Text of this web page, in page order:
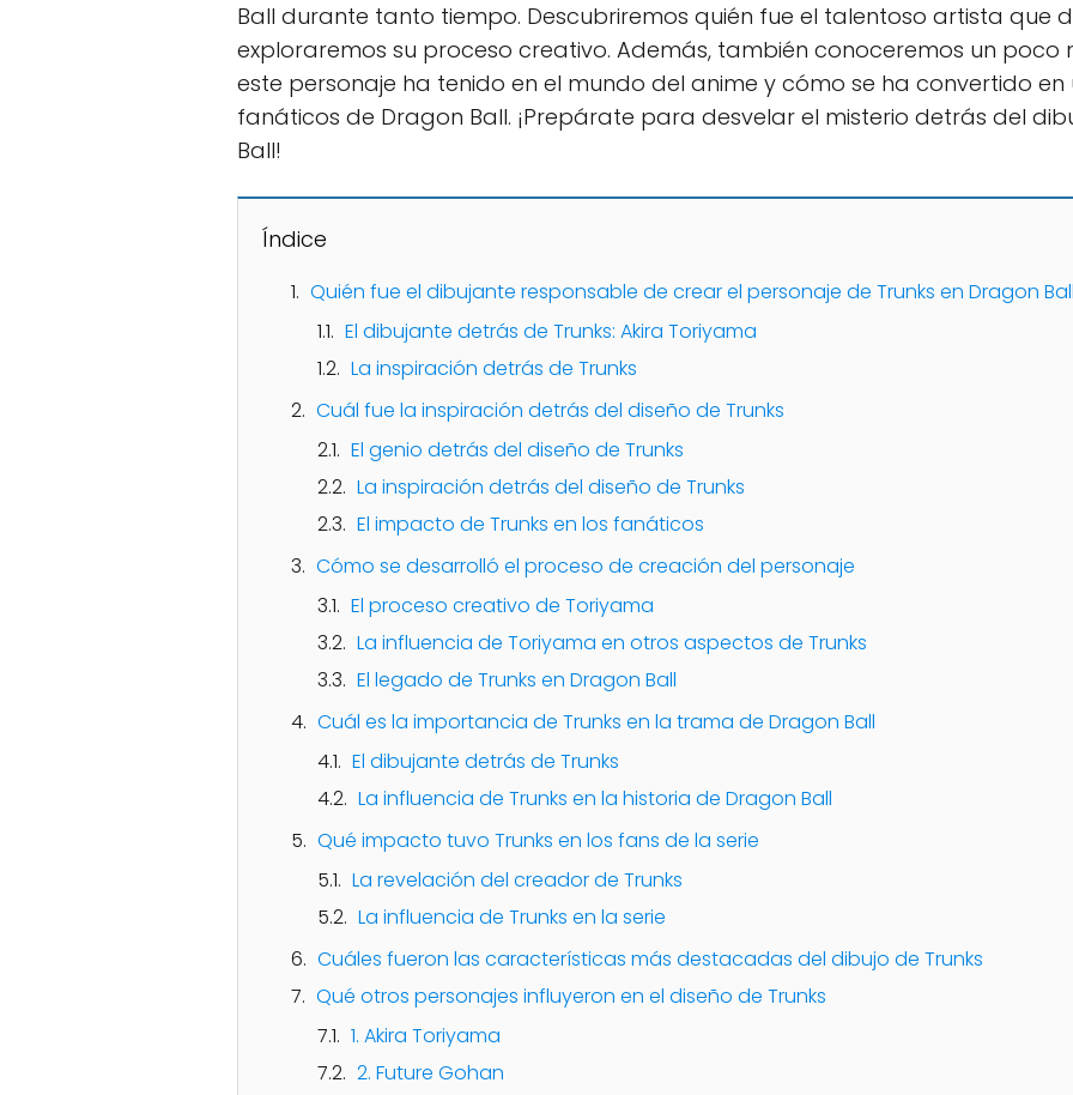
Ball durante tanto tiempo. Descubriremos quién fue el talentoso artista que
exploraremos su proceso creativo. Además, también conoceremos un poco
este personaje ha tenido en el mundo del anime y cómo se ha convertido
fanáticos de Dragon Ball. ¡Prepárate para desvelar el misterio detrás del
Ball!
Índice
Quién fue el dibujante responsable de crear el personaje de Trunks en Dragon
El dibujante detrás de Trunks: Akira Toriyama
La inspiración detrás de Trunks
Cuál fue la inspiración detrás del diseño de Trunks
El genio detrás del diseño de Trunks
La inspiración detrás del diseño de Trunks
El impacto de Trunks en los fanáticos
Cómo se desarrolló el proceso de creación del personaje
El proceso creativo de Toriyama
La influencia de Toriyama en otros aspectos de Trunks
El legado de Trunks en Dragon Ball
Cuál es la importancia de Trunks en la trama de Dragon Ball
El dibujante detrás de Trunks
La influencia de Trunks en la historia de Dragon Ball
Qué impacto tuvo Trunks en los fans de la serie
La revelación del creador de Trunks
La influencia de Trunks en la serie
Cuáles fueron las características más destacadas del dibujo de Trunks
Qué otros personajes influyeron en el diseño de Trunks
1. Akira Toriyama
2. Future Gohan